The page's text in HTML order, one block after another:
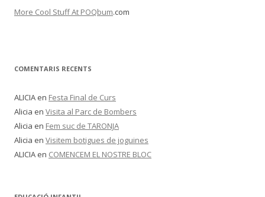
More Cool Stuff At POQbum.com
COMENTARIS RECENTS
ALICIA en Festa Final de Curs
Alicia en Visita al Parc de Bombers
Alicia en Fem suc de TARONJA
Alicia en Visitem botigues de joguines
ALICIA en COMENCEM EL NOSTRE BLOC